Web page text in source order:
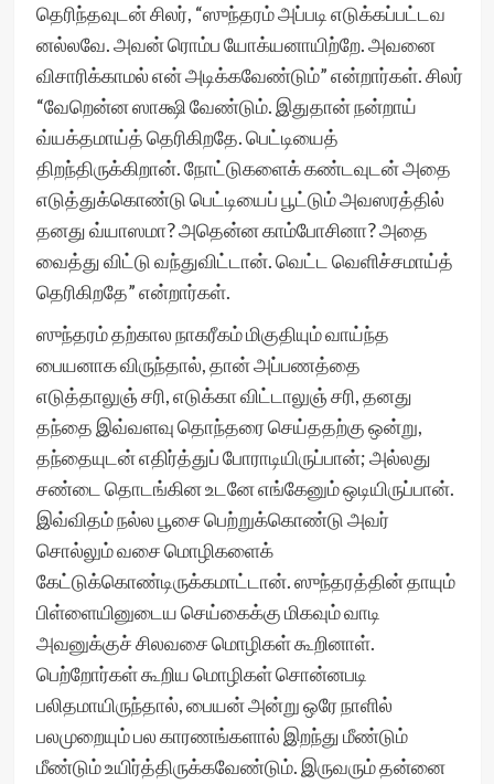
தெரிந்தவுடன் சிலர், “ஸுந்தரம் அப்படி எடுக்கப்பட்டவ
னல்லவே. அவன் ரொம்ப யோக்யனாயிற்றே. அவனை
விசாரிக்காமல் என் அடிக்கவேண்டும்” என்றார்கள். சிலர்
“வேறென்ன ஸாக்ஷி வேண்டும். இதுதான் நன்றாய்
வ்யக்தமாய்த் தெரிகிறதே. பெட்டியைத்
திறந்திருக்கிறான். நோட்டுகளைக் கண்டவுடன் அதை
எடுத்துக்கொண்டு பெட்டியைப் பூட்டும் அவஸரத்தில்
தனது வ்யாஸமா? அதென்ன காம்போசினா? அதை
வைத்து விட்டு வந்துவிட்டான். வெட்ட வெளிச்சமாய்த்
தெரிகிறதே” என்றார்கள்.
ஸுந்தரம் தற்கால நாகரீகம் மிகுதியும் வாய்ந்த
பையனாக விருந்தால், தான் அப்பணத்தை
எடுத்தாலுஞ் சரி, எடுக்கா விட்டாலுஞ் சரி, தனது
தந்தை இவ்வளவு தொந்தரை செய்ததற்கு ஒன்று,
தந்தையுடன் எதிர்த்துப் போராடியிருப்பான்; அல்லது
சண்டை தொடங்கின உடனே எங்கேனும் ஒடியிருப்பான்.
இவ்விதம் நல்ல பூசை பெற்றுக்கொண்டு அவர்
சொல்லும் வசை மொழிகளைக்
கேட்டுக்கொண்டிருக்கமாட்டான். ஸுந்தரத்தின் தாயும்
பிள்ளையினுடைய செய்கைக்கு மிகவும் வாடி
அவனுக்குச் சிலவசை மொழிகள் கூறினாள்.
பெற்றோர்கள் கூறிய மொழிகள் சொன்னபடி
பலிதமாயிருந்தால், பையன் அன்று ஒரே நாளில்
பலமுறையும் பல காரணங்களால் இறந்து மீண்டும்
மீண்டும் உயிர்த்திருக்கவேண்டும். இருவரும் தன்னை